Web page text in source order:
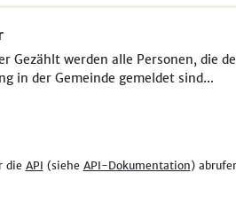
Gezählt werden alle Personen, die
in der Gemeinde gemeldet sind...
die API (siehe API-Dokumentation)